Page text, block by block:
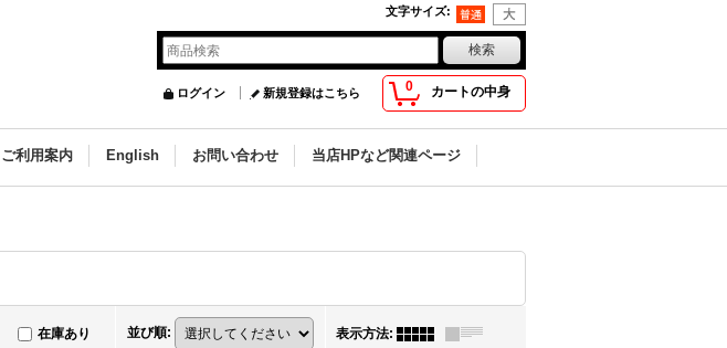
文字サイズ:
0 カートの中身
ログイン 新規登録はこちら
ご利用案内 English お問い合わせ 当店HPなど関連ページ
在庫あり 並び順: 表示方法: